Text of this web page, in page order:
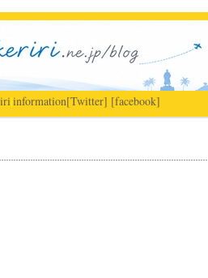
|information[Twitter] [facebook]